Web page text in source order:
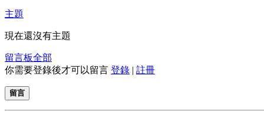
主題
現在還沒有主題
留言板全部
你需要登錄後才可以留言 登錄 | 註冊
留言